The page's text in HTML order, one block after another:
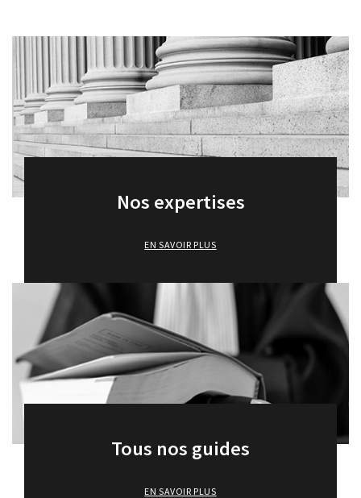
Nos expertises
EN SAVOIR PLUS
Tous nos guides
EN SAVOIR PLUS